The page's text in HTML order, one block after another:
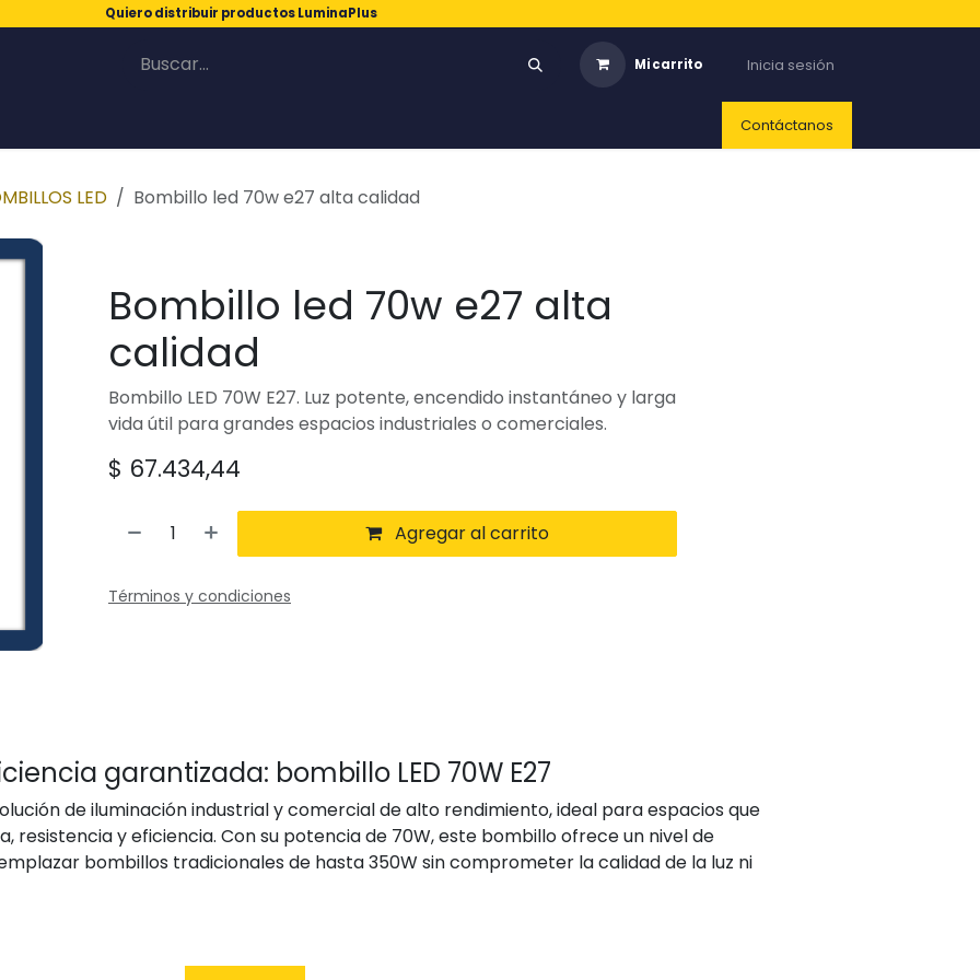
Quiero distribuir productos LuminaPlus
Mi carrito Inicia sesión
Contáctanos
LED Bombillo led 70w e27 alta calidad
Bombillo led 70w e27 alta
calidad
Bombillo LED 70W E27. Luz potente, encendido instantáneo y larga
vida útil para grandes espacios industriales o comerciales.
$ 67.434,44
Agregar al carrito
Términos y condiciones
garantizada: bombillo LED 70W E27
de iluminación industrial y comercial de alto rendimiento, ideal para espacios que
resistencia y eficiencia. Con su potencia de 70W, este bombillo ofrece un nivel de
bombillos tradicionales de hasta 350W sin comprometer la calidad de la luz ni